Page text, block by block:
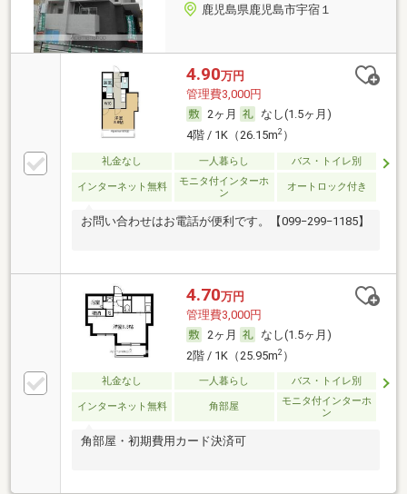
鹿児島県鹿児島市宇宿１
4.90万円
管理費3,000円
2ヶ月
なし(1.5ヶ月)
4階 / 1K（26.15m2）
礼金なし 一人暮らし バス・トイレ別
インターネット無料
モニタ付インターホ
ン
オートロック付き
お問い合わせはお電話が便利です。【099−299−1185】
4.70万円
管理費3,000円
2ヶ月
なし(1.5ヶ月)
2階 / 1K（25.95m2）
礼金なし 一人暮らし バス・トイレ別
インターネット無料 角部屋
モニタ付インターホ
ン
角部屋・初期費用カード決済可